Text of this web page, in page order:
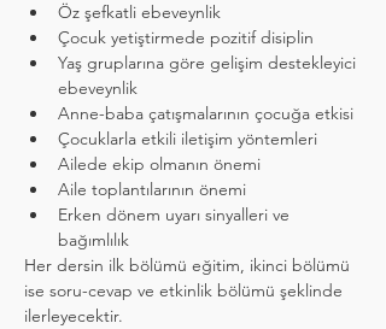
Öz şefkatli ebeveynlik
Çocuk yetiştirmede pozitif disiplin
Yaş gruplarına göre gelişim destekleyici
ebeveynlik
Anne-baba çatışmalarının çocuğa etkisi
Çocuklarla etkili iletişim yöntemleri
Ailede ekip olmanın önemi
Aile toplantılarının önemi
Erken dönem uyarı sinyalleri ve
bağımlılık
Her dersin ilk bölümü eğitim, ikinci bölümü
ise soru-cevap ve etkinlik bölümü şeklinde
ilerleyecektir.